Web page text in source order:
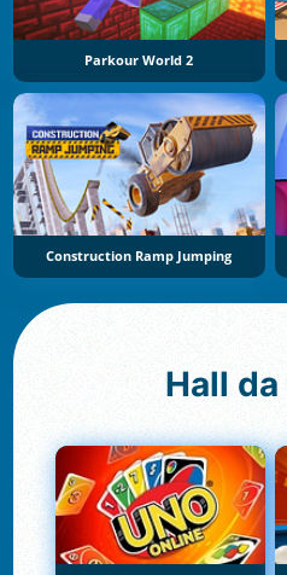
Parkour World 2
Construction Ramp Jumping
Hall da